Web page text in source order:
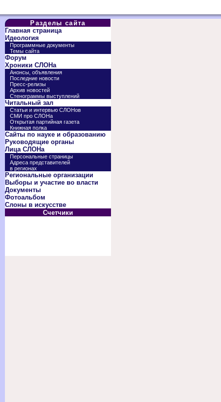
Разделы сайта
Главная страница
Идеология
Программные документы
Темы сайта
Форум
Хроники СЛОНа
Анонсы, объявления
Последние новости
Пресс-релизы
Архив новостей
Стенограммы выступлений
Читальный зал
Статьи и интервью СЛОНов
СМИ про СЛОНа
Открытая партийная газета
Книжная полка
Сайты по науке и образованию
Руководящие органы
Лица СЛОНа
Персональные страницы
Адреса представителей
в регионах
Региональные организации
Выборы и участие во власти
Документы
Фотоальбом
Слоны в искусстве
Счетчики